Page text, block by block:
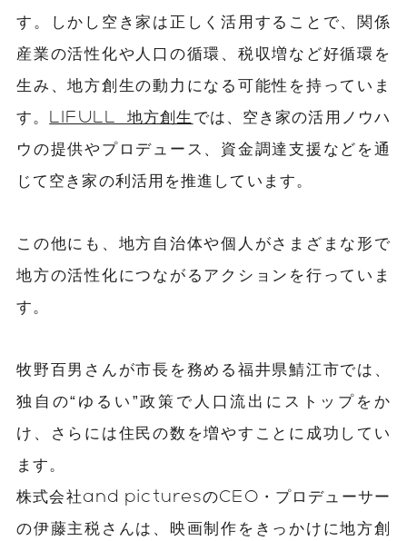
す。しかし空き家は正しく活用することで、関係
産業の活性化や人口の循環、税収増など好循環を
生み、地方創生の動力になる可能性を持っていま
す。 LIFULL 地方創生 では、空き家の活用ノウハ
ウの提供やプロデュース、資金調達支援などを通
じて空き家の利活用を推進しています。
この他にも、地方自治体や個人がさまざまな形で
地方の活性化につながるアクションを行っていま
す。
牧野百男さんが市長を務める福井県鯖江市では、
独自の“ゆるい”政策で人口流出にストップをか
け、さらには住民の数を増やすことに成功してい
ます。
株式会社and picturesのCEO・プロデューサー
の伊藤主税さんは、映画制作をきっかけに地方創